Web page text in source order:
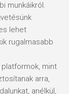
munkáikról.
lehet
rugalmasabb
platformok, mint
arra,
anélkül,